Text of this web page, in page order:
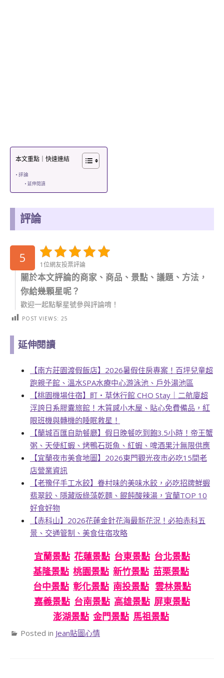
本文重點｜快速連結
評論
延伸閱讀
評論
5 1位網友投票評論
關於本文評論的商家、商品、景點、議題、方法，
你給幾顆星呢？
歡迎一起點擊星號參與評論唷！
POST VIEWS: 25
延伸閱讀
【南方莊園渡假飯店】2026暑假住房專案！百坪兒童超
跑親子館、溫水SPA水療中心游泳池、戶外湯池區
【桃園機場住宿】町・草休行館 CHO Stay｜二航廈超
浮誇日系膠囊旅館！木質感小木屋、貼心免費備品，紅
眼班機與轉機的睡眠救星！
【蘭城百匯自助餐廳】假日晚餐吃到飽3.5小時！帝王蟹
粥、天使紅蝦、烤鴨石斑魚、紅蝦、啤酒果汁無限供應
【宜蘭夜市美食地圖】2026東門觀光夜市必吃15間老
店營業資訊
【老豫仔手工水餃】眷村味的美味水餃，必吃招牌鮮蝦
翡翠餃、隱藏版綠藻乾麵、餛飩酸辣湯，宜蘭TOP 10
好食好物
【赤科山】2026花蓮金針花海最新花況！必拍赤科五
景、交通管制、美食住宿攻略
宜蘭景點 花蓮景點 台東景點 台北景點
基隆景點 桃園景點 新竹景點 苗栗景點
台中景點 彰化景點 南投景點 雲林景點
嘉義景點 台南景點 高雄景點 屏東景點
澎湖景點 金門景點 馬祖景點
Posted in Jean貼圖心情